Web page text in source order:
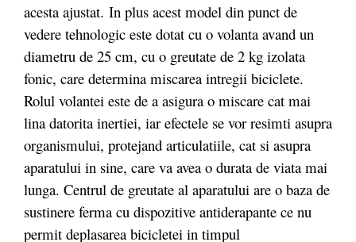
acesta ajustat. In plus acest model din punct de
vedere tehnologic este dotat cu o volanta avand un
diametru de 25 cm, cu o greutate de 2 kg izolata
fonic, care determina miscarea intregii biciclete.
Rolul volantei este de a asigura o miscare cat mai
lina datorita inertiei, iar efectele se vor resimti asupra
organismului, protejand articulatiile, cat si asupra
aparatului in sine, care va avea o durata de viata mai
lunga. Centrul de greutate al aparatului are o baza de
sustinere ferma cu dispozitive antiderapante ce nu
permit deplasarea bicicletei in timpul